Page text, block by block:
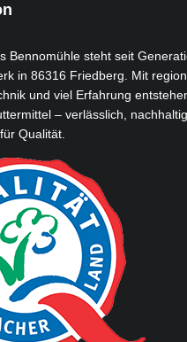
Bennomühle steht seit
in 86316 Friedberg. Mit
und viel Erfahrung
– verlässlich,
Qualität.